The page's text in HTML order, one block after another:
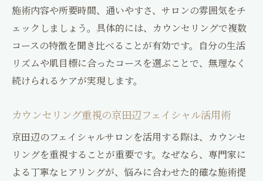
施術内容や所要時間、通いやすさ、サロンの雰囲気をチ
ェックしましょう。具体的には、カウンセリングで複数
コースの特徴を聞き比べることが有効です。自分の生活
リズムや肌目標に合ったコースを選ぶことで、無理なく
続けられるケアが実現します。
カウンセリング重視の京田辺フェイシャル活用術
京田辺のフェイシャルサロンを活用する際は、カウンセ
リングを重視することが重要です。なぜなら、専門家に
よる丁寧なヒアリングが、悩みに合わせた的確な施術提